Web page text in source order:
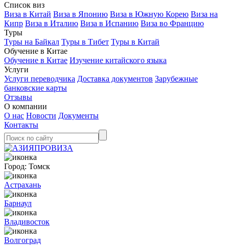
Список виз
Виза в Китай Виза в Японию Виза в Южную Корею Виза на
Кипр Виза в Италию Виза в Испанию Виза во Францию
Туры
Туры на Байкал Туры в Тибет Туры в Китай
Обучение в Китае
Обучение в Китае Изучение китайского языка
Услуги
Услуги переводчика Доставка документов Зарубежные
банковские карты
Отзывы
О компании
О нас Новости Документы
Контакты
Город: Томск
Астрахань
Барнаул
Владивосток
Волгоград